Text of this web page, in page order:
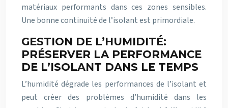
matériaux performants dans ces zones sensibles.
Une bonne continuité de l’isolant est primordiale.
GESTION DE L’HUMIDITÉ:
PRÉSERVER LA PERFORMANCE
DE L’ISOLANT DANS LE TEMPS
L’humidité dégrade les performances de l’isolant et
peut créer des problèmes d’humidité dans les